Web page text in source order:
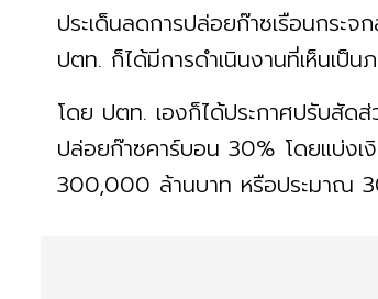
ประเด็นลดการปล่อยก๊าซเรือนกระจ
ปตท. ก็ได้มีการดำเนินงานที่เห็นเป็
โดย ปตท. เองก็ได้ประกาศปรับสัด
ปล่อยก๊าซคาร์บอน 30% โดยแบ่ง
300,000 ล้านบาท หรือประมาณ